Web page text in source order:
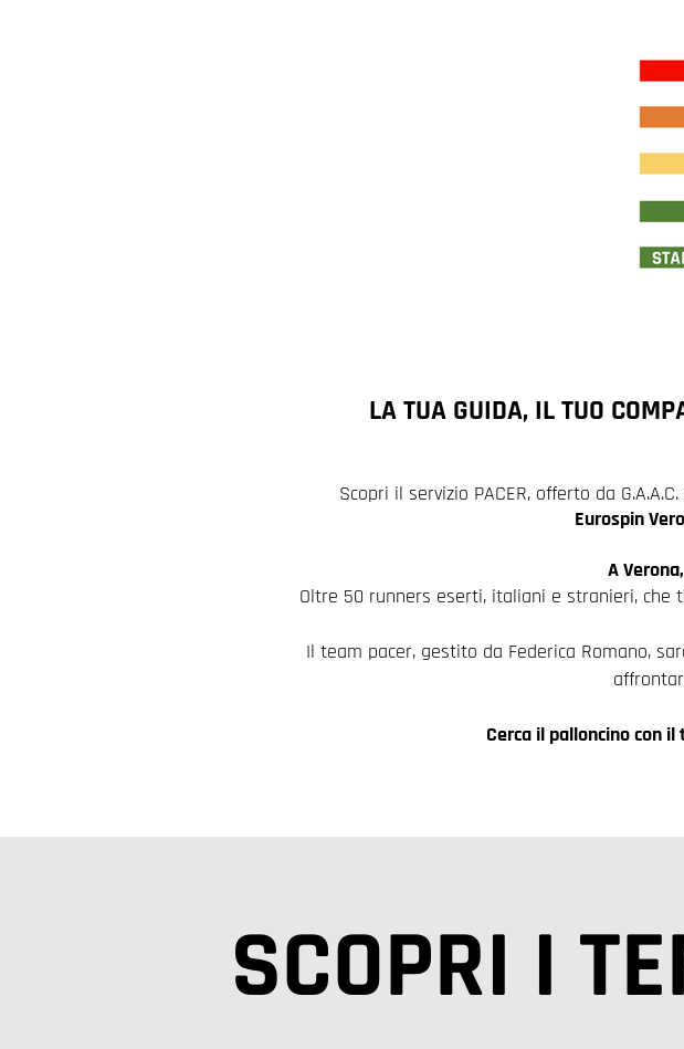
LA TUA GUIDA, IL TUO
Scopri il servizio PACER, offerto da G.A.A.C.
Eurospin
A
Oltre 50 runners eserti, italiani e stranieri, che
Il team pacer, gestito da Federica Romano,
Cerca il palloncino con
SCOPRI I